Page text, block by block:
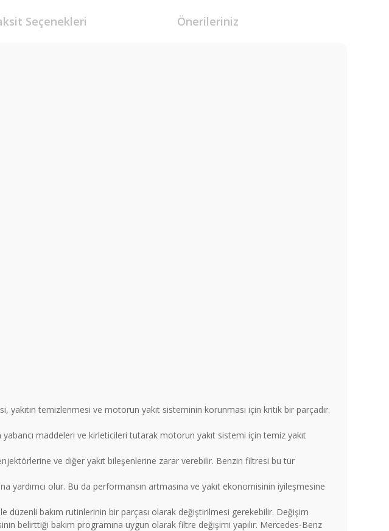
Seçenekleri Önerileriniz
temizlenmesi ve motorun yakıt sisteminin korunması için kritik bir parçadır.
yabancı maddeleri ve kirleticileri tutarak motorun yakıt sistemi için temiz yakıt
ve diğer yakıt bileşenlerine zarar verebilir. Benzin filtresi bu tür
yardımcı olur. Bu da performansın artmasına ve yakıt ekonomisinin iyileşmesine
bakım rutinlerinin bir parçası olarak değiştirilmesi gerekebilir. Değişim
belirttiği bakım programına uygun olarak filtre değişimi yapılır. Mercedes-Benz